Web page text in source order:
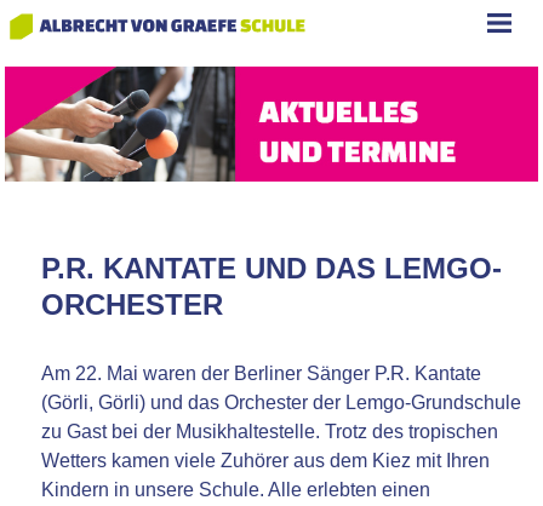
P.R. KANTATE UND DAS LEMGO-
ORCHESTER
Am 22. Mai waren der Berliner Sänger P.R. Kantate
(Görli, Görli) und das Orchester der Lemgo-Grundschule
zu Gast bei der Musikhaltestelle. Trotz des tropischen
Wetters kamen viele Zuhörer aus dem Kiez mit Ihren
Kindern in unsere Schule. Alle erlebten einen